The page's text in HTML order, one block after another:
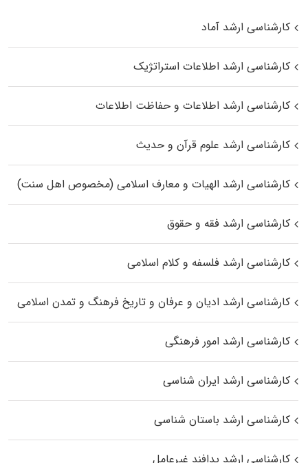
کارشناسی ارشد آماد
کارشناسی ارشد اطلاعات استراتژیک
کارشناسی ارشد اطلاعات و حفاظت اطلاعات
کارشناسی ارشد علوم قرآن و حدیث
کارشناسی ارشد الهیات و معارف اسلامی (مخصوص اهل سنت)
کارشناسی ارشد فقه و حقوق
کارشناسی ارشد فلسفه و کلام اسلامی
کارشناسی ارشد ادیان و عرفان و تاریخ فرهنگ و تمدن اسلامی
کارشناسی ارشد امور فرهنگی
کارشناسی ارشد ایران شناسی
کارشناسی ارشد باستان شناسی
کارشناسی ارشد پدافند غیرعامل